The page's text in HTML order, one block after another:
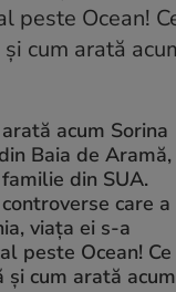
acum Sorina
Baia de Aramă,
din SUA.
care a
viața ei s-a
peste Ocean! Ce
și cum arată acum